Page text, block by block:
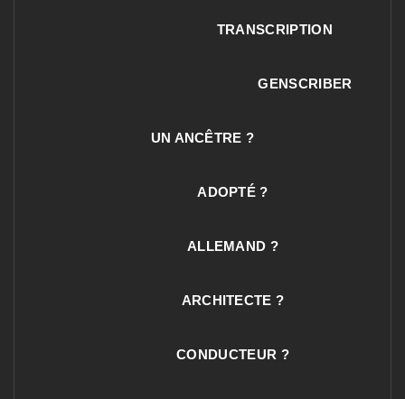
TRANSCRIPTION
GENSCRIBER
UN ANCÊTRE ?
ADOPTÉ ?
ALLEMAND ?
ARCHITECTE ?
CONDUCTEUR ?